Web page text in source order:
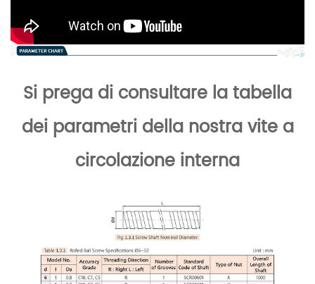
Si prega di consultare la tabella
dei parametri della nostra vite a
circolazione interna